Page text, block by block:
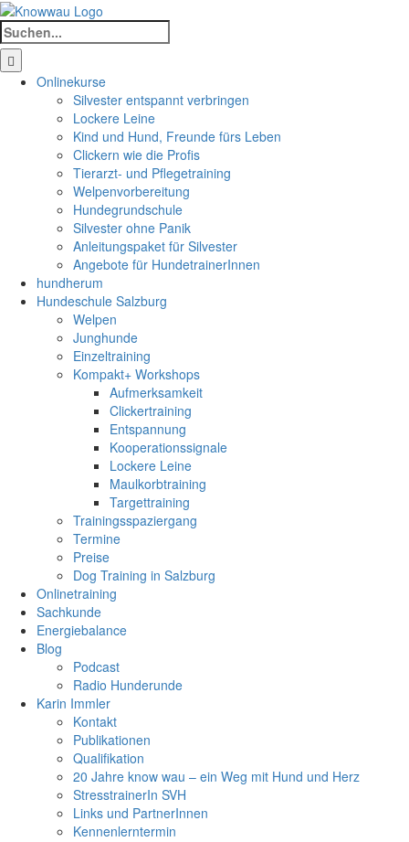
Zum
Inhalt
springen
Suche
nach:
Onlinekurse
Silvester entspannt verbringen
Lockere Leine
Kind und Hund, Freunde fürs Leben
Clickern wie die Profis
Tierarzt- und Pflegetraining
Welpenvorbereitung
Hundegrundschule
Silvester ohne Panik
Anleitungspaket für Silvester
Angebote für HundetrainerInnen
hundherum
Hundeschule Salzburg
Welpen
Junghunde
Einzeltraining
Kompakt+ Workshops
Aufmerksamkeit
Clickertraining
Entspannung
Kooperationssignale
Lockere Leine
Maulkorbtraining
Targettraining
Trainingsspaziergang
Termine
Preise
Dog Training in Salzburg
Onlinetraining
Sachkunde
Energiebalance
Blog
Podcast
Radio Hunderunde
Karin Immler
Kontakt
Publikationen
Qualifikation
20 Jahre know wau – ein Weg mit Hund und Herz
StresstrainerIn SVH
Links und PartnerInnen
Kennenlerntermin